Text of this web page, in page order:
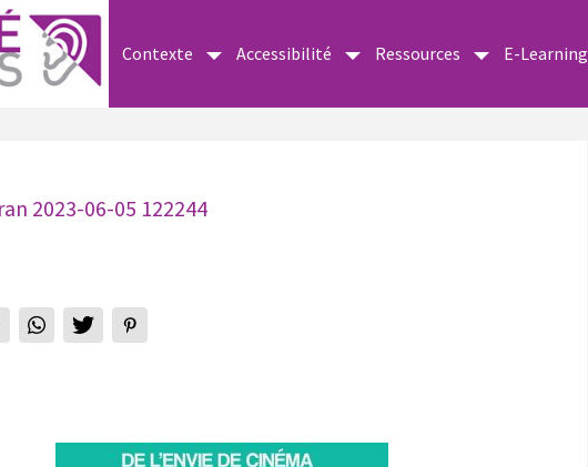
Contexte Accessibilité Ressources E-Learning
2023-06-05 122244